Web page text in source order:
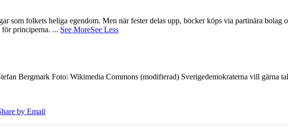
som folkets heliga egendom. Men när fester delas upp, böcker köps via partinära
för principerna. ... See MoreSee Less
Bergmark Foto: Wikimedia Commons (modifierad) Sverigedemokraterna vill gärna
by Email